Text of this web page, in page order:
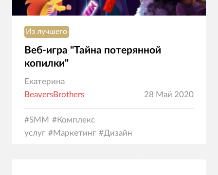
Из лучшего
Веб-игра "Тайна потерянной
копилки"
Екатерина
BeaversBrothers
28 Май 2020
#SMM #Комплекс
услуг #Маркетинг #Дизайн